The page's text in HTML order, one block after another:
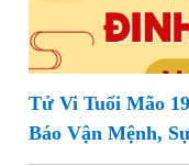
Tử Vi Tuổi Mão
Báo Vận Mệnh,